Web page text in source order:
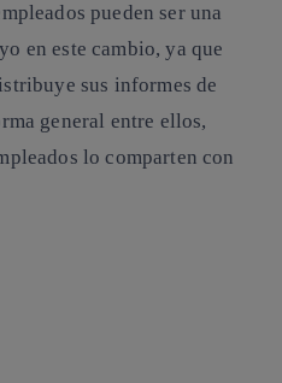
pueden ser una
en este cambio, ya que
sus informes de
general entre ellos,
lo comparten con